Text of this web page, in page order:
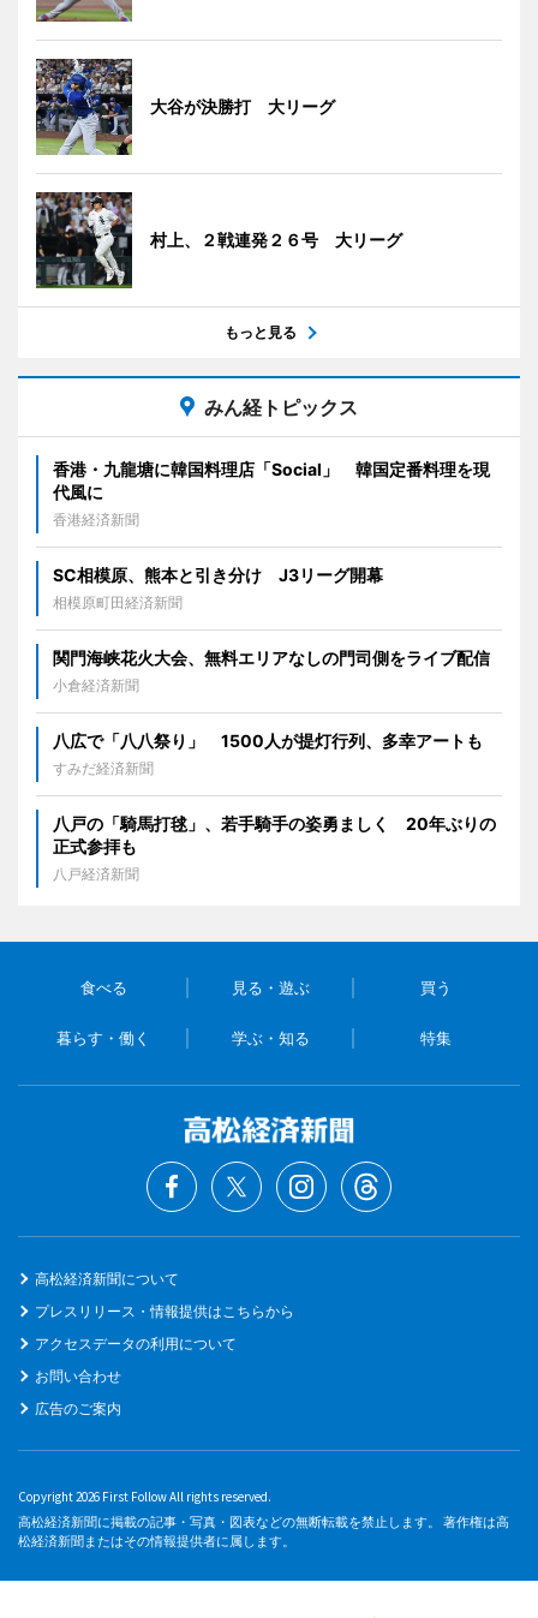
大谷が決勝打 大リーグ
村上、２戦連発２６号 大リーグ
もっと見る
みん経トピックス
香港・九龍塘に韓国料理店「Social」 韓国定番料理を現
代風に
香港経済新聞
SC相模原、熊本と引き分け J3リーグ開幕
相模原町田経済新聞
関門海峡花火大会、無料エリアなしの門司側をライブ配信
小倉経済新聞
八広で「八八祭り」 1500人が提灯行列、多幸アートも
すみだ経済新聞
八戸の「騎馬打毬」、若手騎手の姿勇ましく 20年ぶりの
正式参拝も
八戸経済新聞
食べる 見る・遊ぶ 買う
暮らす・働く 学ぶ・知る 特集
高松経済新聞について
プレスリリース・情報提供はこちらから
アクセスデータの利用について
お問い合わせ
広告のご案内
Copyright 2026 First Follow All rights reserved.
高松経済新聞に掲載の記事・写真・図表などの無断転載を禁止します。 著作権は高
松経済新聞またはその情報提供者に属します。